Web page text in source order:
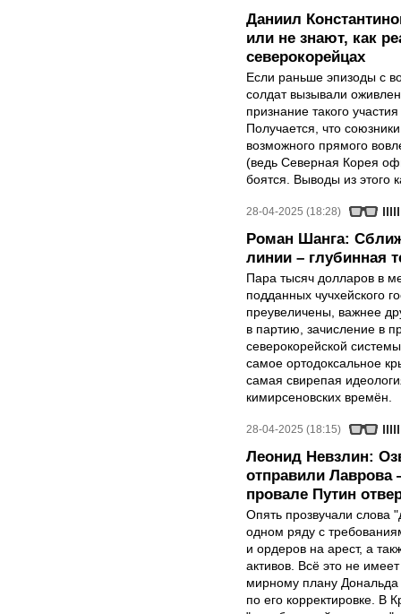
Даниил
или не знают, как
северокорейцах
Если раньше эпизоды с
солдат вызывали
признание такого
Получается, что
возможного прямого
(ведь Северная Корея
боятся. Выводы из этого
28-04-2025 (18:28)
Роман Шанга:
линии – глубинная
Пара тысяч долларов в
подданных чучхейского
преувеличены, важнее
в партию, зачисление в
северокорейской
самое ортодоксальное
самая свирепая
кимирсеновских времён.
28-04-2025 (18:15)
Леонид Невзлин:
отправили Лаврова
провале Путин
Опять прозвучали слова
одном ряду с
и ордеров на арест, а
активов. Всё это не
мирному плану
по его корректировке. В